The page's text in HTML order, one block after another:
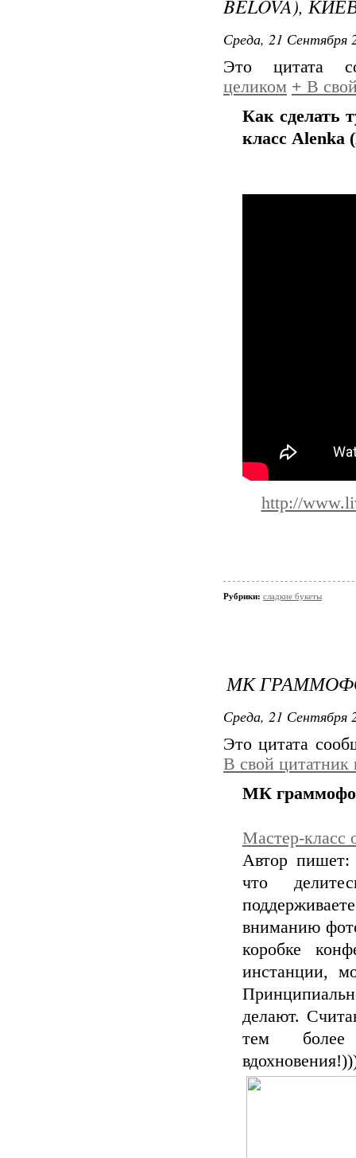
BELOVA),
Среда, 21 Сентября
Это цитата
целиком + В
Как сделать
класс Alenka
http://
Рубрики: сладкие букеты
МК
Среда, 21 Сентября
Это цитата
В свой цитатник
МК
Мастер-класс
Автор пишет:
что
вниманию
коробке
инстанции,
делают.
тем более